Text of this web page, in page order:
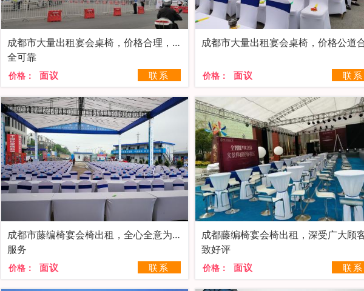
成都市大量出租宴会桌椅，价格合理，安
全可靠
价格： 面议 联系 价格： 面议 联系
成都市藤编椅宴会椅出租，全心全意为您
服务
价格： 面议 联系
成都藤编椅宴会椅出租，深受广大顾
致好评
价格： 面议 联系